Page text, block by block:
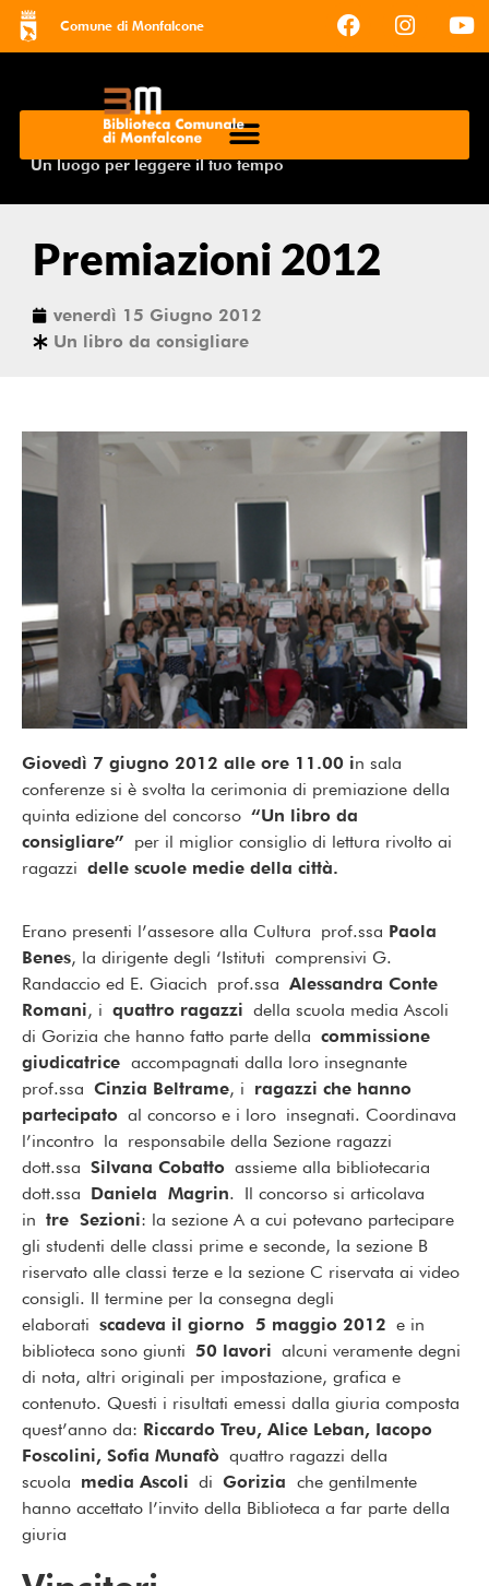
Comune di Monfalcone
Un luogo per leggere il tuo tempo
Premiazioni 2012
venerdì 15 Giugno 2012
Un libro da consigliare
Giovedì 7 giugno 2012 alle ore 11.00 in sala
conferenze si è svolta la cerimonia di premiazione della
quinta edizione del concorso “Un libro da
consigliare” per il miglior consiglio di lettura rivolto ai
ragazzi delle scuole medie della città.
Erano presenti l’assesore alla Cultura prof.ssa Paola
Benes, la dirigente degli ‘Istituti comprensivi G.
Randaccio ed E. Giacich prof.ssa Alessandra Conte
Romani, i quattro ragazzi della scuola media Ascoli
di Gorizia che hanno fatto parte della commissione
giudicatrice accompagnati dalla loro insegnante
prof.ssa Cinzia Beltrame, i ragazzi che hanno
partecipato al concorso e i loro insegnati. Coordinava
l’incontro la responsabile della Sezione ragazzi
dott.ssa Silvana Cobatto assieme alla bibliotecaria
dott.ssa Daniela Magrin. Il concorso si articolava
in tre Sezioni: la sezione A a cui potevano partecipare
gli studenti delle classi prime e seconde, la sezione B
riservato alle classi terze e la sezione C riservata ai video
consigli. Il termine per la consegna degli
elaborati scadeva il giorno 5 maggio 2012 e in
biblioteca sono giunti 50 lavori alcuni veramente degni
di nota, altri originali per impostazione, grafica e
contenuto. Questi i risultati emessi dalla giuria composta
quest’anno da: Riccardo Treu, Alice Leban, Iacopo
Foscolini, Sofia Munafò quattro ragazzi della
scuola media Ascoli di Gorizia che gentilmente
hanno accettato l’invito della Biblioteca a far parte della
giuria